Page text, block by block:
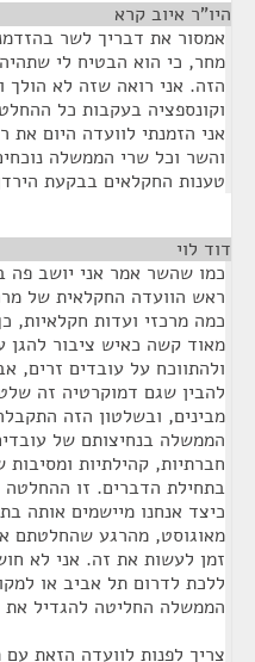
היו"ר איוב קרא
אמסור את דבריך לשר
מחר, כי הוא הבטיח לי
הזה. אני רואה שזה לא הולך
וקונספציה בעקבות כל
אני הזמנתי לוועדה היום
והשר וכל שרי הממשלה
טענות החקלאים בבקעת
דוד לוי
כמו שהשר אמר אני יושב פה
ראש הוועדה החקלאית של
כמה מרכזי ועדות חקלאיות,
מאוד קשה כאיש ציבור להגן
ולהתווכח על עובדים זרים,
להבין שגם דמוקרטיה זה
מבינים, ובשלטון הזה
הממשלה בנחיצותם של
חברתיות, קהילתיות
בתחילת הדברים. זו ההחלטה
כיצד אנחנו מיישמים אותה
מאוגוסט, מהרגע שהחלטתם
זמן לעשות את זה. אני לא
ללכת לדרום תל אביב או
הממשלה החליטה להגדיל את
צריך לפנות לוועדה הזאת